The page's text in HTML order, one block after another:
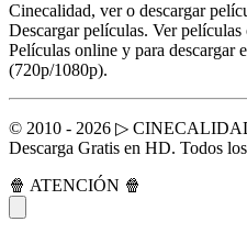
Cinecalidad, ver o descargar
Descargar películas. Ver
Películas online y para
(720p/1080p).
© 2010 - 2026 ▷
Descarga Gratis en HD. Todos
🍿 ATENCIÓN 🍿